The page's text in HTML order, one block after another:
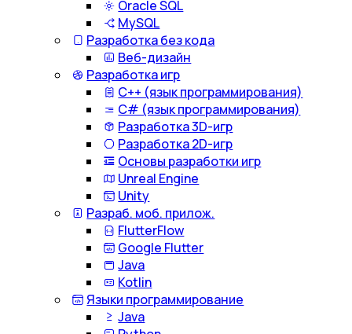
Oracle SQL
MySQL
Разработка без кода
Веб-дизайн
Разработка игр
С++ (язык программирования)
С# (язык программирования)
Разработка 3D-игр
Разработка 2D-игр
Основы разработки игр
Unreal Engine
Unity
Разраб. моб. прилож.
FlutterFlow
Google Flutter
Java
Kotlin
Языки программирование
Java